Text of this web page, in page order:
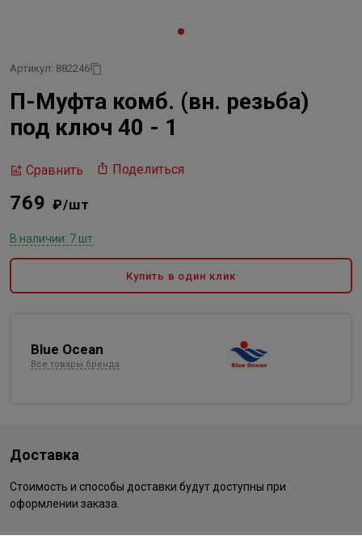
Артикул: 882246
П-Муфта комб. (вн. резьба)
под ключ 40 - 1
Сравнить Поделиться
769 ₽/шт
В наличии: 7 шт
Купить в один клик
Blue Ocean
Все товары бренда
Доставка
Стоимость и способы доставки будут доступны при
оформлении заказа.